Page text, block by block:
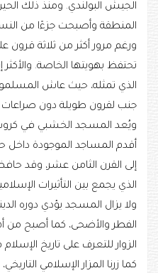
الجيش البولندي. ومنذ ذلك
المنطقة وأصبحت جزءًا من
ورغم مرور أكثر من ثلاثة قرون
تحتفظ بهويتها الخاصة.
الذي تمثله، حيث عاش
جنب لقرون طويلة دون صراعات
ويُعد المسجد الخشبي في
أقدم المساجد الموجودة داخل
إلى القرن الثامن عشر، وقد
الذي يجمع بين التأثيرات
ولا يزال المسجد يؤدي دوره
الفطر والأضحى، كما أصبح من
الزوار للتعرف على تاريخ الإسلام
كما زرنا المزار الإسلامي